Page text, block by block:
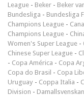
League - Beker - Beker
Bundesliga - Bundesliga
Champions League -
Champions League -
Women's Super League -
Chinese Super League -
- Copa América - Copa
Copa do Brasil - Copa
Uruguay - Coppa Italia -
Division - Damallsvenskan